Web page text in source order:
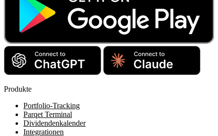
Produkte
Portfolio-Tracking
Parqet Terminal
Dividendenkalender
Integrationen